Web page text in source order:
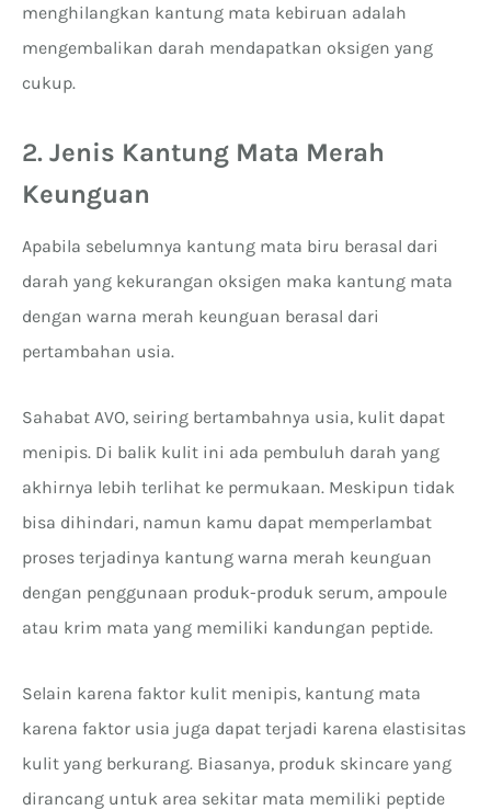
menghilangkan kantung mata kebiruan adalah
mengembalikan darah mendapatkan oksigen yang
cukup.
2. Jenis Kantung Mata Merah
Keunguan
Apabila sebelumnya kantung mata biru berasal dari
darah yang kekurangan oksigen maka kantung mata
dengan warna merah keunguan berasal dari
pertambahan usia.
Sahabat AVO, seiring bertambahnya usia, kulit dapat
menipis. Di balik kulit ini ada pembuluh darah yang
akhirnya lebih terlihat ke permukaan. Meskipun tidak
bisa dihindari, namun kamu dapat memperlambat
proses terjadinya kantung warna merah keunguan
dengan penggunaan produk-produk serum, ampoule
atau krim mata yang memiliki kandungan peptide.
Selain karena faktor kulit menipis, kantung mata
karena faktor usia juga dapat terjadi karena elastisitas
kulit yang berkurang. Biasanya, produk skincare yang
dirancang untuk area sekitar mata memiliki peptide